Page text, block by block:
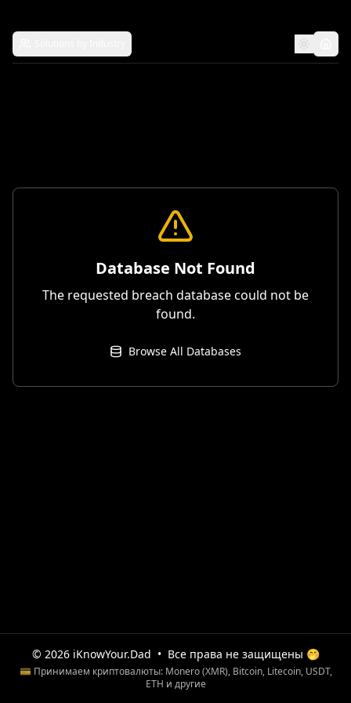
Database Not Found
The requested breach database could not be
found.
Browse All Databases
© 2026 iKnowYour.Dad • Все права не защищены 🤭
💳 Принимаем криптовалюты: Monero (XMR), Bitcoin, Litecoin, USDT,
ETH и другие